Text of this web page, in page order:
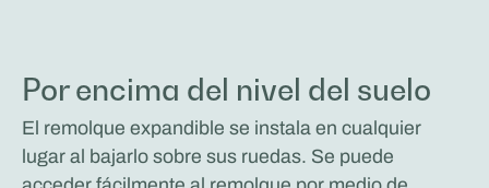
Por encima del nivel del suelo
El remolque expandible se instala en cualquier
lugar al bajarlo sobre sus ruedas. Se puede